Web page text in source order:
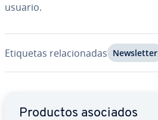
usuario.
Etiquetas re­la­cio­na­das Ne­w­s­le­t­ter
Productos asociados